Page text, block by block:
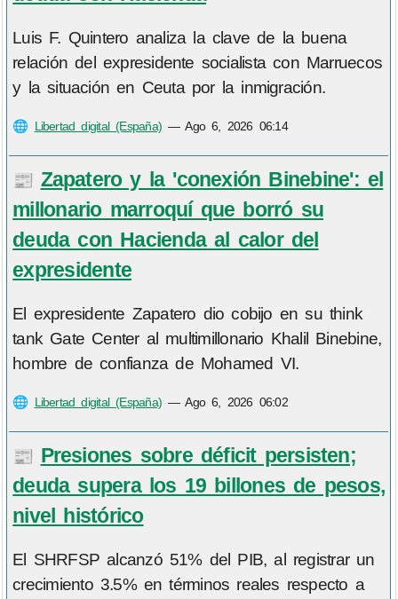
Luis F. Quintero analiza la clave de la buena
relación del expresidente socialista con Marruecos
y la situación en Ceuta por la inmigración.
🌐 Libertad digital (España) —Ago 6, 2026 06:14
📰 Zapatero y la 'conexión Binebine': el
millonario marroquí que borró su
deuda con Hacienda al calor del
expresidente
El expresidente Zapatero dio cobijo en su think
tank Gate Center al multimillonario Khalil Binebine,
hombre de confianza de Mohamed VI.
🌐 Libertad digital (España) —Ago 6, 2026 06:02
📰 Presiones sobre déficit persisten;
deuda supera los 19 billones de pesos,
nivel histórico
El SHRFSP alcanzó 51% del PIB, al registrar un
crecimiento 3.5% en términos reales respecto a